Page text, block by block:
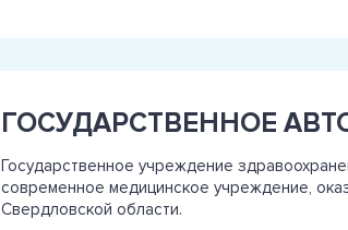
Государственное учреждение
современное медицинское учреждение,
Свердловской области.